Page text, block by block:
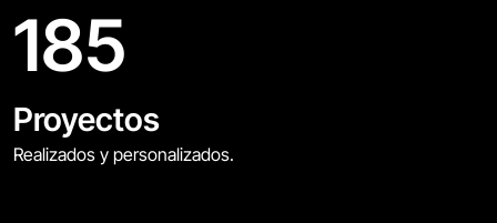
185
Proyectos
Realizados y personalizados.